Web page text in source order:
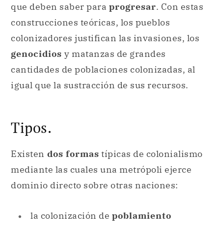
que deben saber para progresar. Con estas
construcciones teóricas, los pueblos
colonizadores justifican las invasiones, los
genocidios y matanzas de grandes
cantidades de poblaciones colonizadas, al
igual que la sustracción de sus recursos.
Tipos.
Existen dos formas típicas de colonialismo
mediante las cuales una metrópoli ejerce
dominio directo sobre otras naciones:
la colonización de poblamiento